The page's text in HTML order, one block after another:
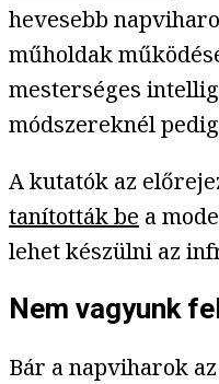
hevesebb
műholdak
mesterséges
módszereknél
A kutatók az
tanították be a
lehet készülni az
Nem vagyunk
Bár a napviharok